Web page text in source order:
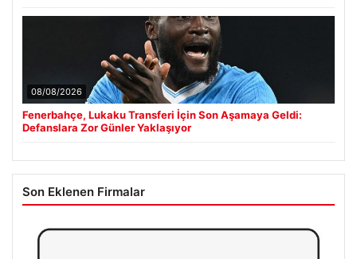
08/08/2026
Fenerbahçe, Lukaku Transferi İçin Son Aşamaya Geldi:
Defanslara Zor Günler Yaklaşıyor
Son Eklenen Firmalar